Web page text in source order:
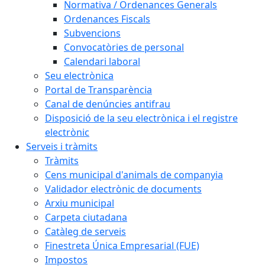
Normativa / Ordenances Generals
Ordenances Fiscals
Subvencions
Convocatòries de personal
Calendari laboral
Seu electrònica
Portal de Transparència
Canal de denúncies antifrau
Disposició de la seu electrònica i el registre
electrònic
Serveis i tràmits
Tràmits
Cens municipal d'animals de companyia
Validador electrònic de documents
Arxiu municipal
Carpeta ciutadana
Catàleg de serveis
Finestreta Única Empresarial (FUE)
Impostos